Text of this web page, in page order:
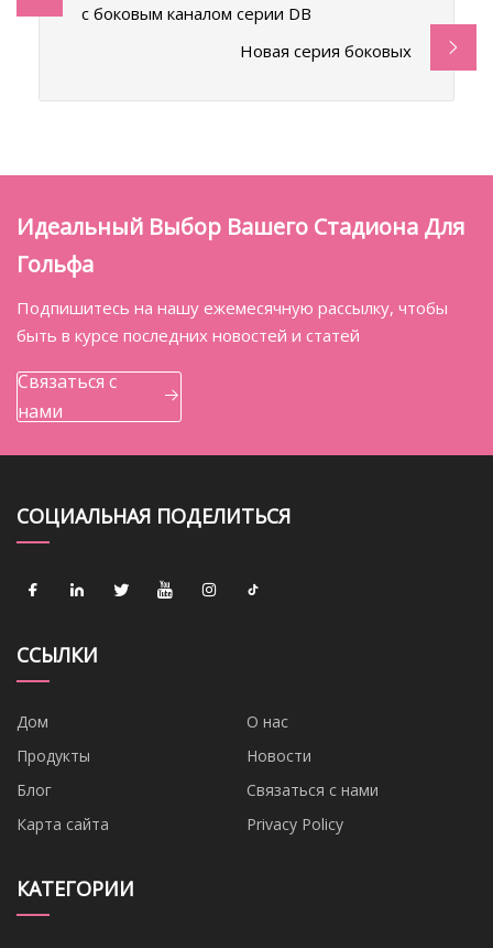
с боковым каналом серии DB
Новая серия боковых
Идеальный Выбор Вашего Стадиона Для
Гольфа
Подпишитесь на нашу ежемесячную рассылку, чтобы
быть в курсе последних новостей и статей
Связаться с
нами
СОЦИАЛЬНАЯ ПОДЕЛИТЬСЯ
ССЫЛКИ
Дом
О нас
Продукты
Новости
Блог
Связаться с нами
Карта сайта
Privacy Policy
КАТЕГОРИИ